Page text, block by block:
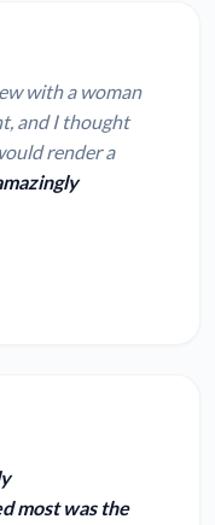
with a woman
and I thought
render a
most was the